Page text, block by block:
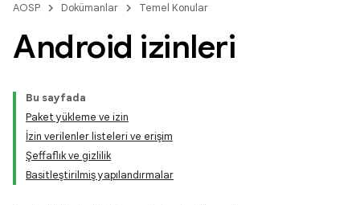
AOSP Dokümanlar Temel Konular
Android izinleri
Bu sayfada
Paket yükleme ve izin
İzin verilenler listeleri ve erişim
Şeffaflık ve gizlilik
Basitleştirilmiş yapılandırmalar